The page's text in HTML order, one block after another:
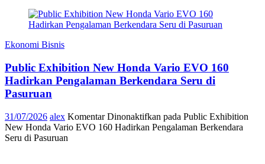
Ekonomi Bisnis
Public Exhibition New Honda Vario EVO 160
Hadirkan Pengalaman Berkendara Seru di
Pasuruan
31/07/2026 alex Komentar Dinonaktifkan pada Public Exhibition
New Honda Vario EVO 160 Hadirkan Pengalaman Berkendara
Seru di Pasuruan